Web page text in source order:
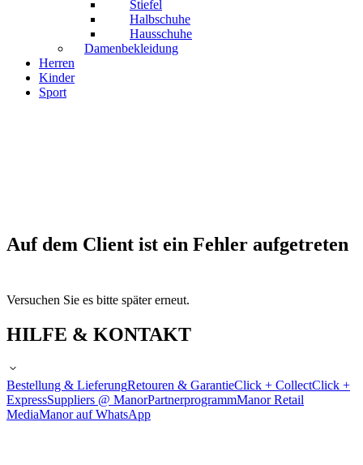
Stiefel
Halbschuhe
Hausschuhe
Damenbekleidung
Herren
Kinder
Sport
Auf dem Client ist ein Fehler aufgetreten
Versuchen Sie es bitte später erneut.
HILFE & KONTAKT
Bestellung & LieferungRetouren & GarantieClick + CollectClick +
ExpressSuppliers @ ManorPartnerprogrammManor Retail
MediaManor auf WhatsApp